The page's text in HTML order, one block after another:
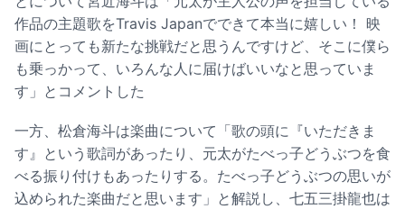
作品の主題歌をTravis Japanでできて本当に嬉しい！ 映
画にとっても新たな挑戦だと思うんですけど、そこに僕ら
も乗っかって、いろんな人に届けばいいなと思っていま
す」とコメントした
一方、松倉海斗は楽曲について「歌の頭に『いただきま
す』という歌詞があったり、元太がたべっ子どうぶつを食
べる振り付けもあったりする。たべっ子どうぶつの思いが
込められた楽曲だと思います」と解説し、七五三掛龍也は